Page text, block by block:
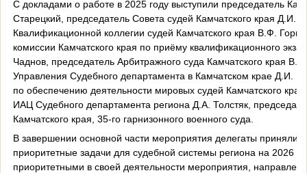
С докладами о работе в 2025 году выступили председатель
Старецкий, председатель Совета судей Камчатского края Д.И.
Квалификационной коллегии судей Камчатского края В.Ф.
комиссии Камчатского края по приёму квалификационного
Чаднов, председатель Арбитражного суда Камчатского края
Управления Судебного департамента в Камчатском крае Д.И.
по обеспечению деятельности мировых судей Камчатского
ИАЦ Судебного департамента региона Д.А. Толстяк,
Камчатского края, 35-го гарнизонного военного суда.
В завершении основной части мероприятия делегаты приняли
приоритетные задачи для судебной системы региона на 2026
приоритетными в своей деятельности мероприятия,